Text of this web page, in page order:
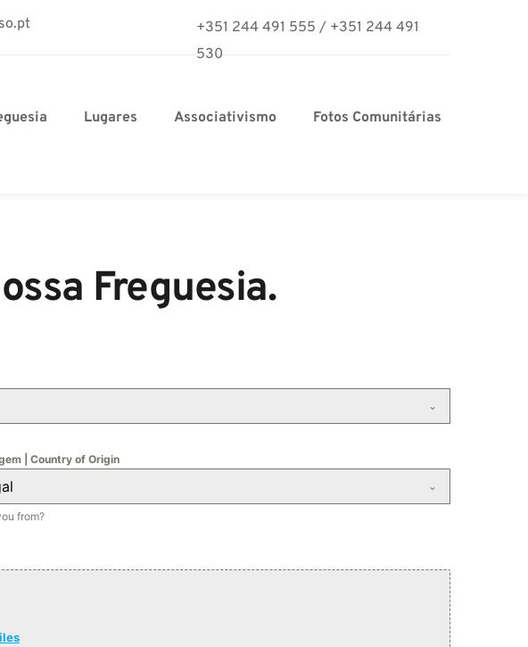
+351 244 491 555 / +351 244 491
530
Lugares Associativismo Fotos Comunitárias
Freguesia.
| Country of Origin
from?